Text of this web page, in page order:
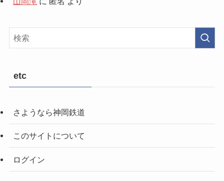
etc
さようなら神岡鉄道
このサイトについて
ログイン